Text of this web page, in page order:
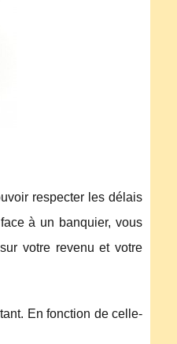
respecter les délais
à un banquier, vous
votre revenu et votre
En fonction de celle-